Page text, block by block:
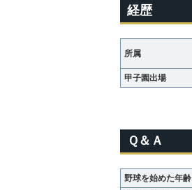
経歴
所属
甲子園出場
Ｑ＆Ａ
野球を始めた年齢